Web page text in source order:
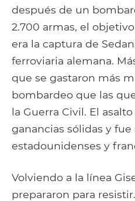
después de un
2.700 armas, el
era la captura de
ferroviaria alemana.
que se gastaron más
bombardeo que las
la Guerra Civil. El
ganancias sólidas y
estadounidenses y
Volviendo a la línea
prepararon para